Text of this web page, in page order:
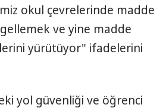
okul çevrelerinde madde
ve yine madde
yürütüyor" ifadelerini
yol güvenliği ve öğrenci